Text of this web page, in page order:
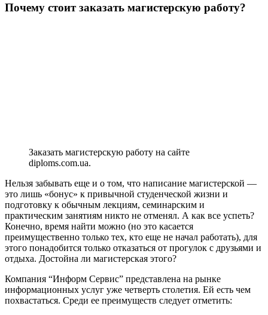
Почему стоит заказать магистерскую работу?
Заказать магистерскую работу на сайте
diploms.com.ua.
Нельзя забывать еще и о том, что написание магистерской —
это лишь «бонус» к привычной студенческой жизни и
подготовку к обычным лекциям, семинарским и
практическим занятиям никто не отменял. А как все успеть?
Конечно, время найти можно (но это касается
преимущественно только тех, кто еще не начал работать), для
этого понадобится только отказаться от прогулок с друзьями и
отдыха. Достойна ли магистерская этого?
Компания “Информ Сервис” представлена ​​на рынке
информационных услуг уже четверть столетия. Ей есть чем
похвастаться. Среди ее преимуществ следует отметить: